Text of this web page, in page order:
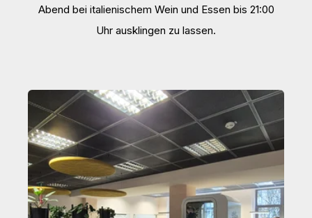
Abend bei italienischem Wein und Essen bis 21:00
Uhr ausklingen zu lassen.